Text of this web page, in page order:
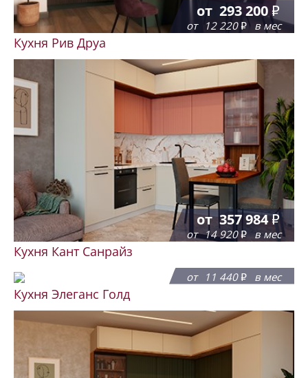
от 293 200
от 12 220 в мес
Кухня Рив Друа
от 357 984
от 14 920 в мес
Кухня Кант Санрайз
от 11 440 в мес
Кухня Элеганс Голд